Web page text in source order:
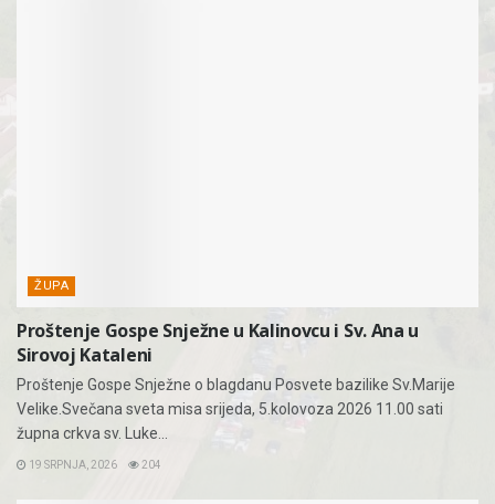
ŽUPA
Proštenje Gospe Snježne u Kalinovcu i Sv. Ana u
Sirovoj Kataleni
Proštenje Gospe Snježne o blagdanu Posvete bazilike Sv.Marije
Velike.Svečana sveta misa srijeda, 5.kolovoza 2026 11.00 sati
župna crkva sv. Luke...
19 SRPNJA, 2026 204